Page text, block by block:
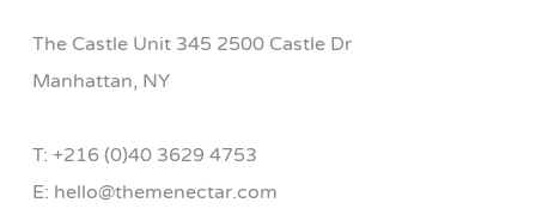
The Castle Unit 345 2500 Castle Dr
Manhattan, NY
T: +216 (0)40 3629 4753
E: hello@themenectar.com